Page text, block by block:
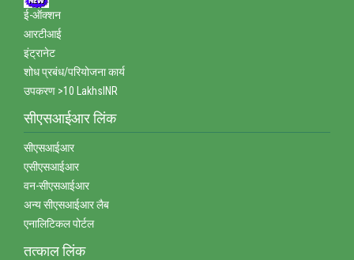
ई-ऑक्‍शन
आरटीआई
इंट्रानेट
शोध प्रबंध/परियोजना कार्य
उपकरण >10 LakhsINR
सीएसआईआर लिंक
सीएसआईआर
एसीएसआईआर
वन-सीएसआईआर
अन्‍य सीएसआईआर लैब
एनालिटिकल पोर्टल
तत्‍काल लिंक